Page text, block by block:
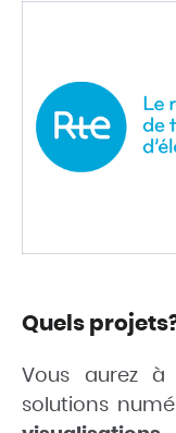
Quels
Vous aurez
solutions